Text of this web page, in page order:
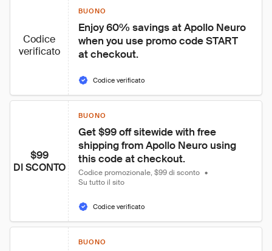
Codice
verificato
BUONO
Enjoy 60% savings at Apollo Neuro
when you use promo code START
at checkout.
Codice verificato
$99
DI SCONTO
BUONO
Get $99 off sitewide with free
shipping from Apollo Neuro using
this code at checkout.
Codice promozionale, $99 di sconto •
Su tutto il sito
Codice verificato
BUONO